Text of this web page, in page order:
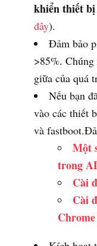
khiển thiết
đây).
Đảm bảo
>85%.
giữa của quá
Nếu bạn
vào các thiết
và
Một
trong
Cài
Cài